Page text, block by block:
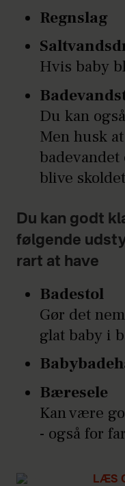
Regnslag
Hvis baby
Du kan
Men husk
blive
Du kan godt
følgende
rart at have
Badestol
Gør det
glat baby i
Bæresele
Kan være
- også for
LÆS